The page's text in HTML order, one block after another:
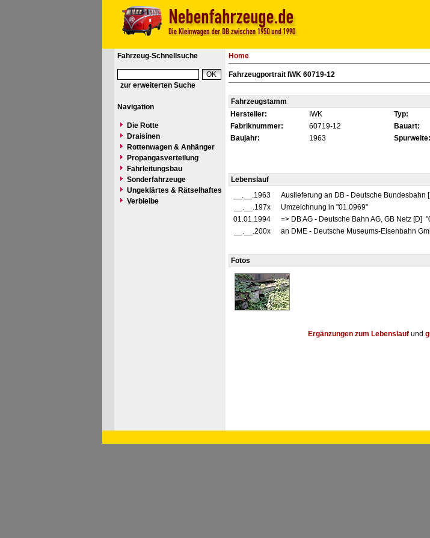
Fahrzeug-Schnellsuche
zur erweiterten Suche
Navigation
Die Rotte
Draisinen
Rottenwagen & Anhänger
Propangasverteilung
Fahrleitungsbau
Sonderfahrzeuge
Ungeklärtes & Rätselhaftes
Verbleibe
Home
Fahrzeugportrait IWK 60719-12
Fahrzeugstamm
Hersteller:
IWK Typ:
Fabriknummer:
60719-12 Bauart:
Baujahr:
1963 Spurweite:
Lebenslauf
__.__.1963
Auslieferung an DB - Deutsche Bundesbahn
__.__.197x
Umzeichnung in "01.0969"
01.01.1994
=> DB AG - Deutsche Bahn AG, GB Netz [D]
__.__.200x
an DME - Deutsche Museums-Eisenbahn
Fotos
Ergänzungen zum Lebenslaufund